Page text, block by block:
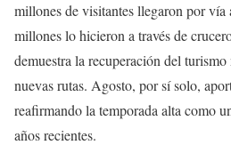
millones de visitantes llegaron por vía
millones lo hicieron a través de
demuestra la recuperación del
nuevas rutas. Agosto, por sí solo,
reafirmando la temporada alta como
años recientes.